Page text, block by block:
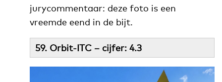
jurycommentaar: deze foto is een
vreemde eend in de bijt.
59. Orbit-ITC – cijfer: 4.3